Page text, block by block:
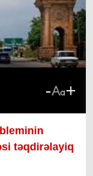
- +
təqdirəlayiq